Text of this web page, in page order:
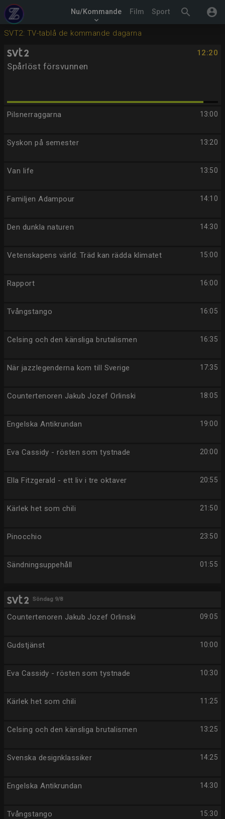
search account_circle
Nu/Kommande
keyboard_arrow_down
Film Sport
SVT2: TV-tablå de kommande dagarna
12:20
Spårlöst försvunnen
13:00
Pilsnerraggarna
13:20
Syskon på semester
13:50
Van life
14:10
Familjen Adampour
14:30
Den dunkla naturen
15:00
Vetenskapens värld: Träd kan rädda klimatet
16:00
Rapport
16:05
Tvångstango
16:35
Celsing och den känsliga brutalismen
17:35
När jazzlegenderna kom till Sverige
18:05
Countertenoren Jakub Jozef Orlinski
19:00
Engelska Antikrundan
20:00
Eva Cassidy - rösten som tystnade
20:55
Ella Fitzgerald - ett liv i tre oktaver
21:50
Kärlek het som chili
23:50
Pinocchio
01:55
Sändningsuppehåll
Söndag 9/8
09:05
Countertenoren Jakub Jozef Orlinski
10:00
Gudstjänst
10:30
Eva Cassidy - rösten som tystnade
11:25
Kärlek het som chili
13:25
Celsing och den känsliga brutalismen
14:25
Svenska designklassiker
14:30
Engelska Antikrundan
15:30
Tvångstango